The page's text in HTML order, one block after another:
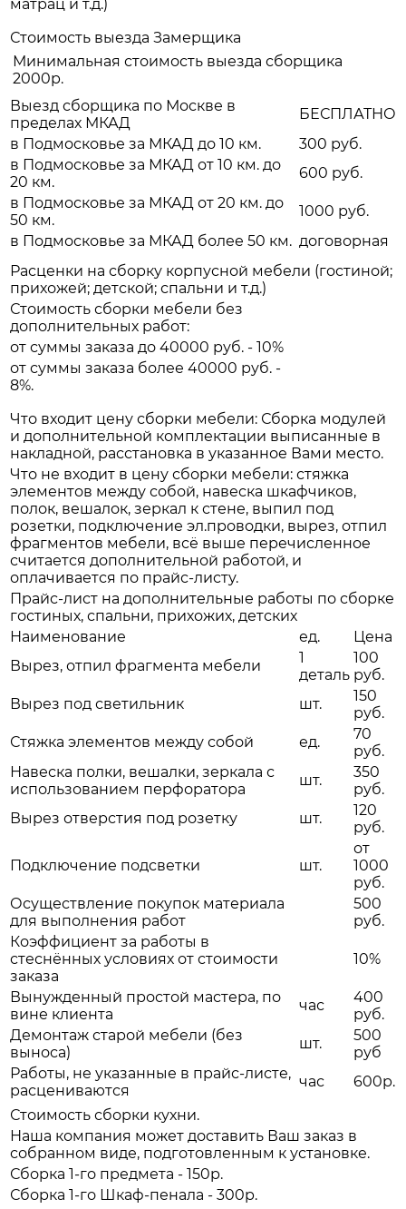
матрац и т.д.)
Стоимость выезда Замерщика
Минимальная стоимость выезда сборщика
2000р.
Выезд сборщика по Москве в
пределах МКАД
БЕСПЛАТНО
в Подмосковье за МКАД до 10 км.
300 руб.
в Подмосковье за МКАД от 10 км. до
20 км.
600 руб.
в Подмосковье за МКАД от 20 км. до
50 км.
1000 руб.
в Подмосковье за МКАД более 50 км. договорная
Расценки на сборку корпусной мебели (гостиной;
прихожей; детской; спальни и т.д.)
Стоимость сборки мебели без
дополнительных работ:
от суммы заказа до 40000 руб. - 10%
от суммы заказа более 40000 руб. -
8%.
Что входит цену сборки мебели: Сборка модулей
и дополнительной комплектации выписанные в
накладной, расстановка в указанное Вами место.
Что не входит в цену сборки мебели: стяжка
элементов между собой, навеска шкафчиков,
полок, вешалок, зеркал к стене, выпил под
розетки, подключение эл.проводки, вырез, отпил
фрагментов мебели, всё выше перечисленное
считается дополнительной работой, и
оплачивается по прайс-листу.
Прайс-лист на дополнительные работы по сборке
гостиных, спальни, прихожих, детских
Наименование
ед.
Цена
Вырез, отпил фрагмента мебели
1
деталь
100
руб.
Вырез под светильник
шт.
150
руб.
Стяжка элементов между собой
ед.
70
руб.
Навеска полки, вешалки, зеркала с
использованием перфоратора
шт.
350
руб.
Вырез отверстия под розетку
шт.
120
руб.
Подключение подсветки шт.
от
1000
руб.
Осуществление покупок материала
для выполнения работ
500
руб.
Коэффициент за работы в
стеснённых условиях от стоимости
заказа
10%
Вынужденный простой мастера, по
вине клиента
час
400
руб.
Демонтаж старой мебели (без
выноса)
шт.
500
руб
Работы, не указанные в прайс-листе,
расцениваются
час
600р.
Стоимость сборки кухни.
Наша компания может доставить Ваш заказ в
собранном виде, подготовленным к установке.
Сборка 1-го предмета - 150р.
Сборка 1-го Шкаф-пенала - 300р.